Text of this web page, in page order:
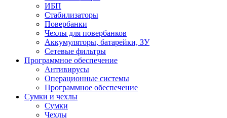
ИБП
Стабилизаторы
Повербанки
Чехлы для повербанков
Аккумуляторы, батарейки, ЗУ
Сетевые фильтры
Программное обеспечение
Антивирусы
Операционные системы
Программное обеспечение
Сумки и чехлы
Сумки
Чехлы